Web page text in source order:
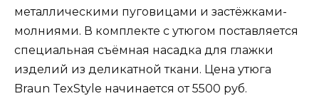
металлическими пуговицами и застёжками-
молниями. В комплекте с утюгом поставляется
специальная съёмная насадка для глажки
изделий из деликатной ткани. Цена утюга
Braun TexStyle начинается от 5500 руб.